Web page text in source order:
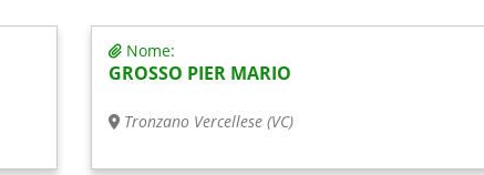
Nome:
GROSSO PIER MARIO
Tronzano Vercellese (VC)